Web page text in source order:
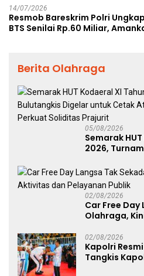
14/07/2026
Resmob Bareskrim Polri
BTS Senilai Rp.60 Miliar,
Berita Olahraga
05/08/2026
Semarak
2026,
Perkuat
02/08/2026
Car Free
Olahraga,
02/08/2026
Kapolri
Tangkis